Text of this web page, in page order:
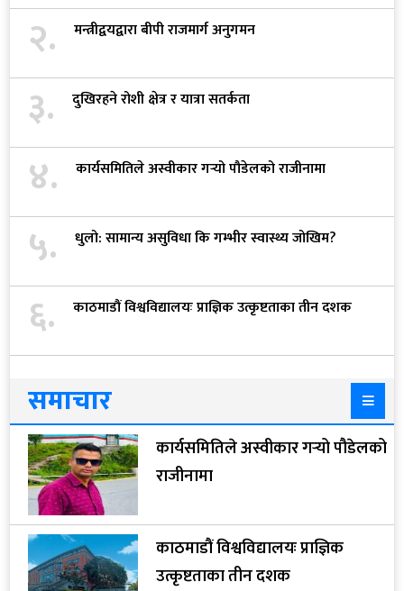
२. मन्त्रीद्वयद्वारा बीपी राजमार्ग अनुगमन
३. दुखिरहने रोशी क्षेत्र र यात्रा सतर्कता
४. कार्यसमितिले अस्वीकार गर्‍यो पौडेलको राजीनामा
५. धुलो: सामान्य असुविधा कि गम्भीर स्वास्थ्य जोखिम?
६. काठमाडौं विश्वविद्यालयः प्राज्ञिक उत्कृष्टताका तीन दशक
समाचार
कार्यसमितिले अस्वीकार गर्‍यो पौडेलको
राजीनामा
काठमाडौं विश्वविद्यालयः प्राज्ञिक
उत्कृष्टताका तीन दशक